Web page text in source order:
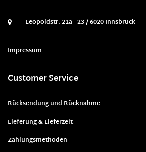
Leopoldstr. 21a - 23 / 6020 Innsbruck
Impressum
Customer Service
Rücksendung und Rücknahme
Lieferung & Lieferzeit
Zahlungsmethoden